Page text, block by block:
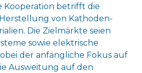
Kooperation betrifft die
von Kathoden-
Die Zielmärkte seien
sowie elektrische
der anfängliche Fokus auf
Ausweitung auf den